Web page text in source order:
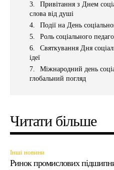
Привітання з Днем
слова від душі
Події на День
Роль соціального
Святкування Дня
ідеї
Міжнародний день
глобальний погляд
Читати більше
Інші новини
Ринок промислових